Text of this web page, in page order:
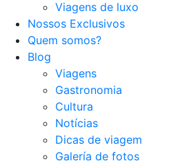
Viagens de luxo
Nossos Exclusivos
Quem somos?
Blog
Viagens
Gastronomia
Cultura
Notícias
Dicas de viagem
Galería de fotos